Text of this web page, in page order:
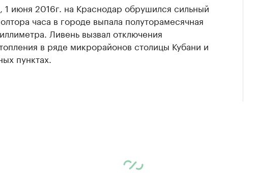
1 июня 2016г. на Краснодар обрушился сильный
часа в городе выпала полуторамесячная
Ливень вызвал отключения
в ряде микрорайонов столицы Кубани и
пунктах.